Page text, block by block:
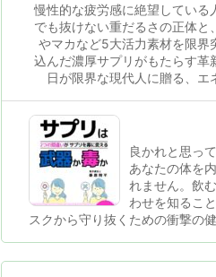
慢性的な疲労感に絶望している
でも抜けない重だるさの正体と
やマカなど5大活力素材を限界
込んだ濃厚サプリがもたらす革
日が限界な現代人に贈る、
良かれと思っ
あなたの体を
れません。飲
わせを知るこ
スクから守り抜くための衝撃の